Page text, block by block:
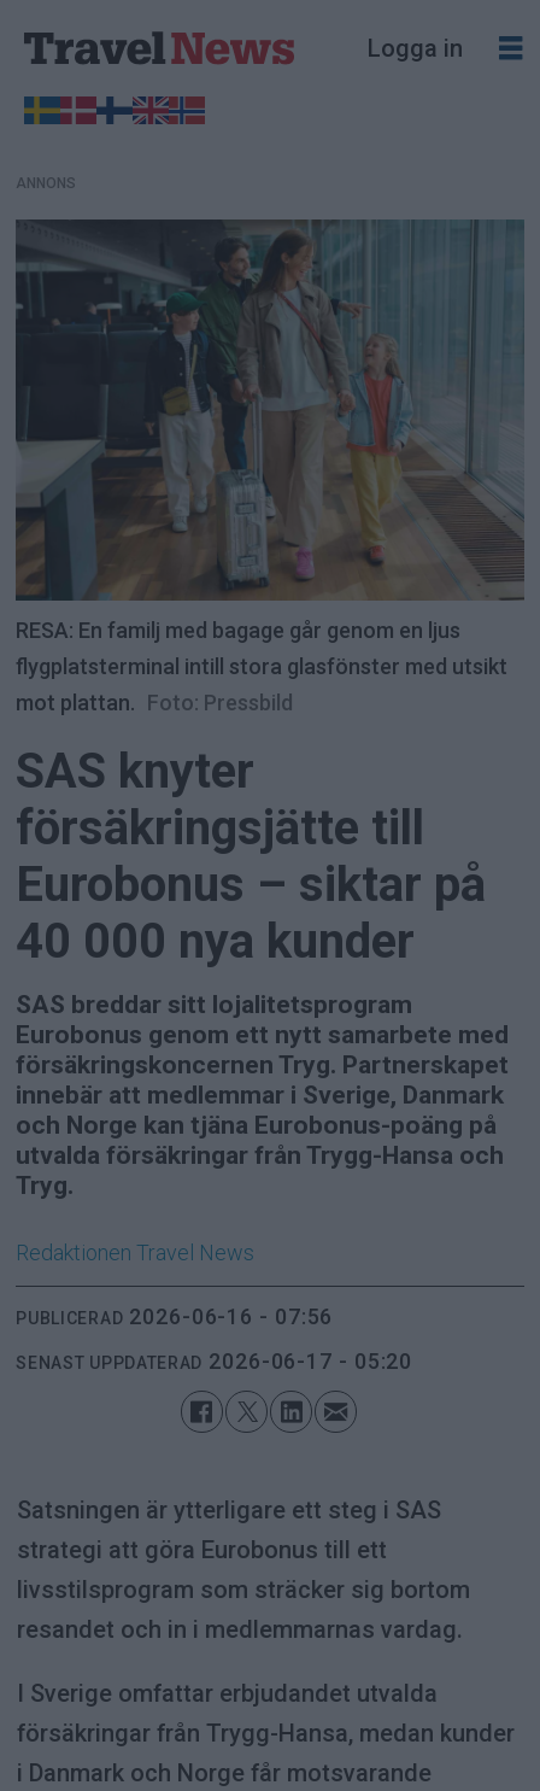
Logga in
ANNONS
RESA: En familj med bagage går genom en ljus
flygplatsterminal intill stora glasfönster med utsikt
mot plattan. Foto: Pressbild
SAS knyter
försäkringsjätte till
Eurobonus – siktar på
40 000 nya kunder
SAS breddar sitt lojalitetsprogram
Eurobonus genom ett nytt samarbete med
försäkringskoncernen Tryg. Partnerskapet
innebär att medlemmar i Sverige, Danmark
och Norge kan tjäna Eurobonus-poäng på
utvalda försäkringar från Trygg-Hansa och
Tryg.
Redaktionen Travel News
PUBLICERAD 2026-06-16 - 07:56
SENAST UPPDATERAD 2026-06-17 - 05:20
Satsningen är ytterligare ett steg i SAS
strategi att göra Eurobonus till ett
livsstilsprogram som sträcker sig bortom
resandet och in i medlemmarnas vardag.
I Sverige omfattar erbjudandet utvalda
försäkringar från Trygg-Hansa, medan kunder
i Danmark och Norge får motsvarande